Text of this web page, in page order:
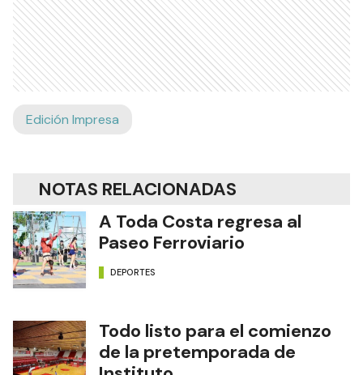
Edición Impresa
NOTAS RELACIONADAS
A Toda Costa regresa al
Paseo Ferroviario
DEPORTES
Todo listo para el comienzo
de la pretemporada de